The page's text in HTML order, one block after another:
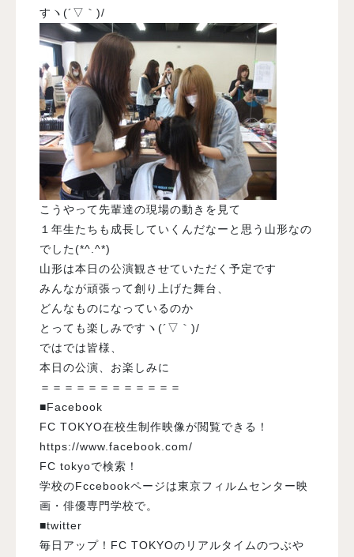
すヽ(´▽｀)/
こうやって先輩達の現場の動きを見て
１年生たちも成長していくんだなーと思う山形なの
でした(*^.^*)
山形は本日の公演観させていただく予定です
みんなが頑張って創り上げた舞台、
どんなものになっているのか
とっても楽しみですヽ(´▽｀)/
ではでは皆様、
本日の公演、お楽しみに
＝＝＝＝＝＝＝＝＝＝＝＝
■Facebook
FC TOKYO在校生制作映像が閲覧できる！
https://www.facebook.com/
FC tokyoで検索！
学校のFccebookページは東京フィルムセンター映
画・俳優専門学校で。
■twitter
毎日アップ！FC TOKYOのリアルタイムのつぶや